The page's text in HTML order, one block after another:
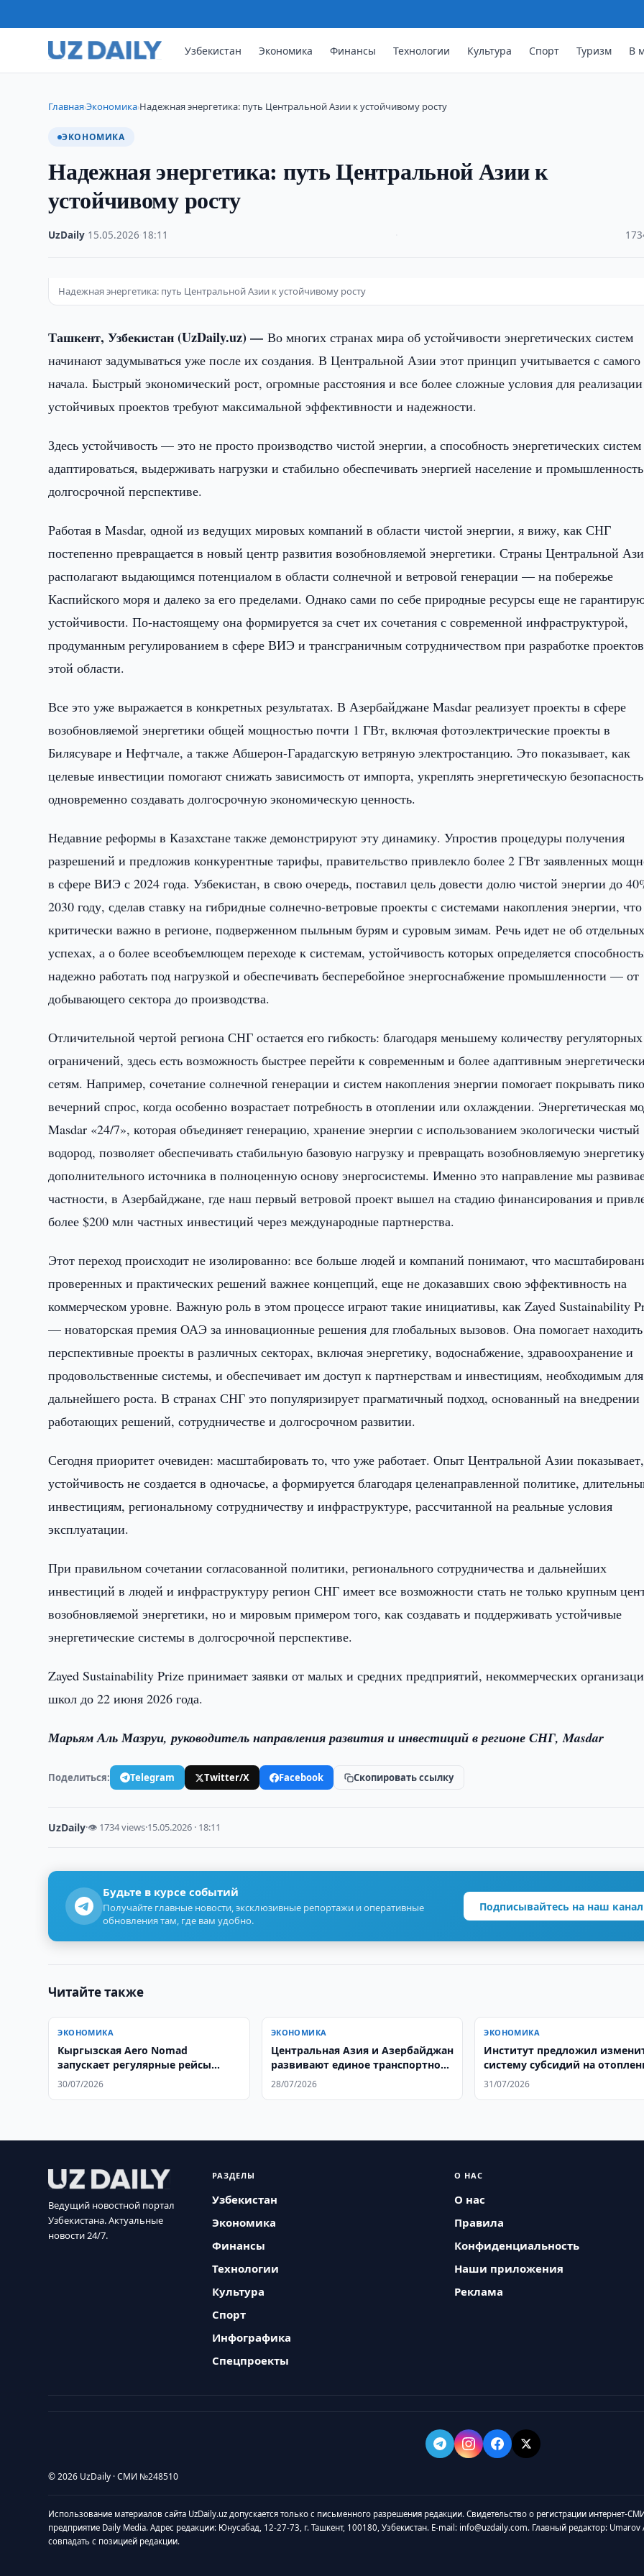
Узбекистан Экономика Финансы Технологии Культура Спорт Туризм В
Главная›Экономика›Надежная энергетика: путь Центральной Азии к устойчивому росту
ЭКОНОМИКА
Надежная энергетика: путь Центральной Азии к
устойчивому росту
UzDaily 15.05.2026 18:11
Надежная энергетика: путь Центральной Азии к устойчивому росту
Ташкент, Узбекистан (UzDaily.uz) —Во многих странах мира об устойчивости энергетических систем
начинают задумываться уже после их создания. В Центральной Азии этот принцип учитывается с самого
начала. Быстрый экономический рост, огромные расстояния и все более сложные условия для реализации
устойчивых проектов требуют максимальной эффективности и надежности.
Здесь устойчивость — это не просто производство чистой энергии, а способность энергетических систем
адаптироваться, выдерживать нагрузки и стабильно обеспечивать энергией население и
долгосрочной перспективе.
Работая в Masdar, одной из ведущих мировых компаний в области чистой энергии, я вижу, как СНГ
постепенно превращается в новый центр развития возобновляемой энергетики. Страны Центральной
располагают выдающимся потенциалом в области солнечной и ветровой генерации — на побережье
Каспийского моря и далеко за его пределами. Однако сами по себе природные ресурсы еще не
устойчивости. По-настоящему она формируется за счет их сочетания с современной инфраструктурой,
продуманным регулированием в сфере ВИЭ и трансграничным сотрудничеством при разработке
этой области.
Все это уже выражается в конкретных результатах. В Азербайджане Masdar реализует проекты в сфере
возобновляемой энергетики общей мощностью почти 1 ГВт, включая фотоэлектрические проекты в
Билясуваре и Нефтчале, а также Абшерон-Гарадагскую ветряную электростанцию. Это показывает, как
целевые инвестиции помогают снижать зависимость от импорта, укреплять энергетическую
одновременно создавать долгосрочную экономическую ценность.
Недавние реформы в Казахстане также демонстрируют эту динамику. Упростив процедуры получения
разрешений и предложив конкурентные тарифы, правительство привлекло более 2 ГВт заявленных
в сфере ВИЭ с 2024 года. Узбекистан, в свою очередь, поставил цель довести долю чистой энергии до
2030 году, сделав ставку на гибридные солнечно-ветровые проекты с системами накопления энергии, что
критически важно в регионе, подверженном пыльным бурям и суровым зимам. Речь идет не об
успехах, а о более всеобъемлющем переходе к системам, устойчивость которых определяется
надежно работать под нагрузкой и обеспечивать бесперебойное энергоснабжение промышленности — от
добывающего сектора до производства.
Отличительной чертой региона СНГ остается его гибкость: благодаря меньшему количеству регуляторных
ограничений, здесь есть возможность быстрее перейти к современным и более адаптивным
сетям. Например, сочетание солнечной генерации и систем накопления энергии помогает покрывать
вечерний спрос, когда особенно возрастает потребность в отоплении или охлаждении. Энергетическая
Masdar «24/7», которая объединяет генерацию, хранение энергии с использованием экологически чистый
водород, позволяет обеспечивать стабильную базовую нагрузку и превращать возобновляемую
дополнительного источника в полноценную основу энергосистемы. Именно это направление мы
частности, в Азербайджане, где наш первый ветровой проект вышел на стадию финансирования и
более $200 млн частных инвестиций через международные партнерства.
Этот переход происходит не изолированно: все больше людей и компаний понимают, что
проверенных и практических решений важнее концепций, еще не доказавших свою эффективность на
коммерческом уровне. Важную роль в этом процессе играют такие инициативы, как Zayed Sustainability
— новаторская премия ОАЭ за инновационные решения для глобальных вызовов. Она помогает находить
перспективные проекты в различных секторах, включая энергетику, водоснабжение, здравоохранение и
продовольственные системы, и обеспечивает им доступ к партнерствам и инвестициям, необходимым для
дальнейшего роста. В странах СНГ это популяризирует прагматичный подход, основанный на внедрении
работающих решений, сотрудничестве и долгосрочном развитии.
Сегодня приоритет очевиден: масштабировать то, что уже работает. Опыт Центральной Азии
устойчивость не создается в одночасье, а формируется благодаря целенаправленной политике,
инвестициям, региональному сотрудничеству и инфраструктуре, рассчитанной на реальные условия
эксплуатации.
При правильном сочетании согласованной политики, регионального сотрудничества и дальнейших
инвестиций в людей и инфраструктуру регион СНГ имеет все возможности стать не только крупным
возобновляемой энергетики, но и мировым примером того, как создавать и поддерживать устойчивые
энергетические системы в долгосрочной перспективе.
Zayed Sustainability Prize принимает заявки от малых и средних предприятий, некоммерческих
школ до 22 июня 2026 года.
Марьям Аль Мазруи, руководитель направления развития и инвестиций в регионе СНГ, Masdar
Поделиться: Telegram Twitter/X Facebook Скопировать ссылку
UzDaily·👁 1734 views·15.05.2026 · 18:11
Будьте в курсе событий
Получайте главные новости, эксклюзивные репортажи и оперативные
обновления там, где вам удобно.
Подписывайтесь на наш канал
Читайте также
ЭКОНОМИКА
Кыргызская Aero Nomad
запускает регулярные рейсы
между Ташкентом и Бишкеком
30/07/2026
ЭКОНОМИКА
Центральная Азия и Азербайджан
развивают единое транспортное
пространство
28/07/2026
ЭКОНОМИКА
Институт предложил
систему субсидий на
31/07/2026
Ведущий новостной портал
Узбекистана. Актуальные
новости 24/7.
РАЗДЕЛЫ
Узбекистан
Экономика
Финансы
Технологии
Культура
Спорт
Инфографика
Спецпроекты
О НАС
О нас
Правила
Конфиденциальность
Наши приложения
Реклама
© 2026 UzDaily · СМИ №248510
Использование материалов сайта UzDaily.uz допускается только с письменного разрешения редакции. Свидетельство о регистрации интернет-
предприятие Daily Media. Адрес редакции: Юнусабад, 12-27-73, г. Ташкент, 100180, Узбекистан. E-mail: info@uzdaily.com. Главный редактор:
совпадать с позицией редакции.